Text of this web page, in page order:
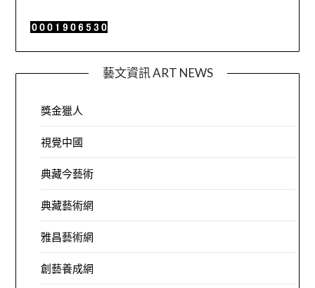
藝文資訊 ART NEWS
獎金獵人
視覺中國
典藏今藝術
典藏藝術網
雅昌藝術網
創藝養成網